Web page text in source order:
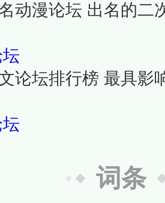
动漫论坛 出名的二
论坛排行榜 最具影
词条